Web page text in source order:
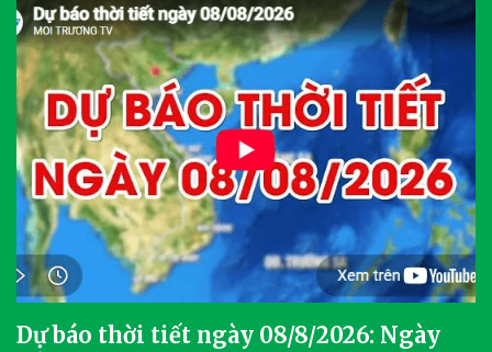
Dự báo thời tiết ngày 08/8/2026: Ngày